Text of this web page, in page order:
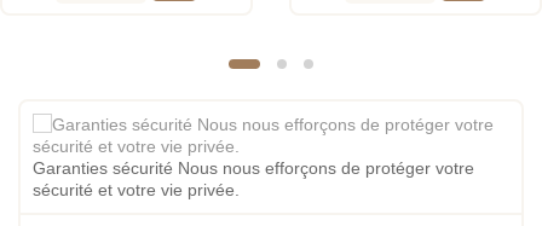
Garanties sécurité Nous nous efforçons de protéger votre
sécurité et votre vie privée.